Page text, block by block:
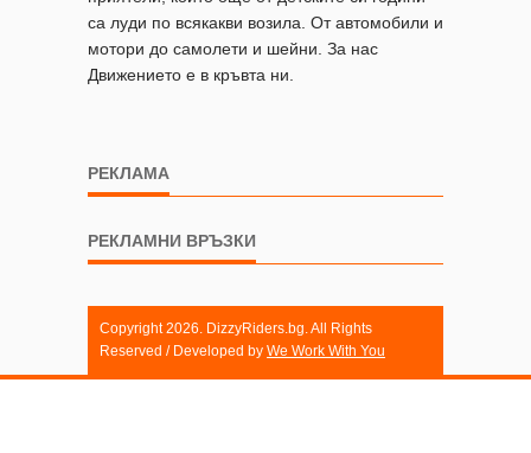
са луди по всякакви возила. От автомобили и
мотори до самолети и шейни. За нас
Движението е в кръвта ни.
РЕКЛАМА
РЕКЛАМНИ ВРЪЗКИ
Copyright 2026. DizzyRiders.bg. All Rights
Reserved / Developed by We Work With You